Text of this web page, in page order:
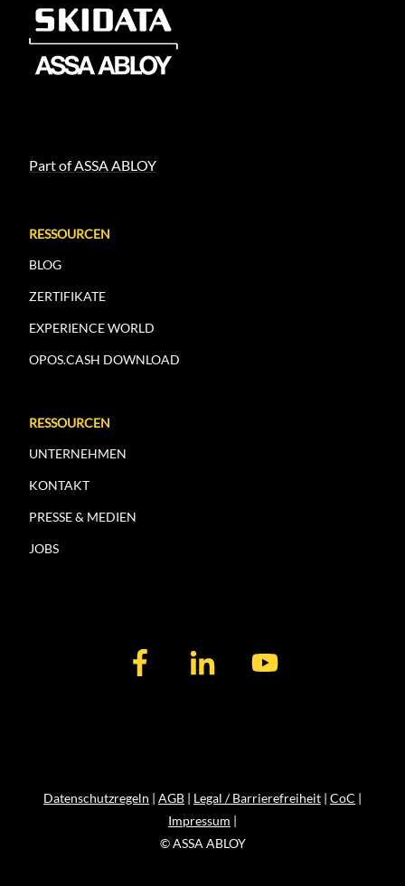
Part of ASSA ABLOY
RESSOURCEN
BLOG
ZERTIFIKATE
EXPERIENCE WORLD
OPOS.CASH DOWNLOAD
RESSOURCEN
UNTERNEHMEN
KONTAKT
PRESSE & MEDIEN
JOBS
Datenschutzregeln | AGB | Legal / Barrierefreiheit | CoC |
Impressum |
© ASSA ABLOY